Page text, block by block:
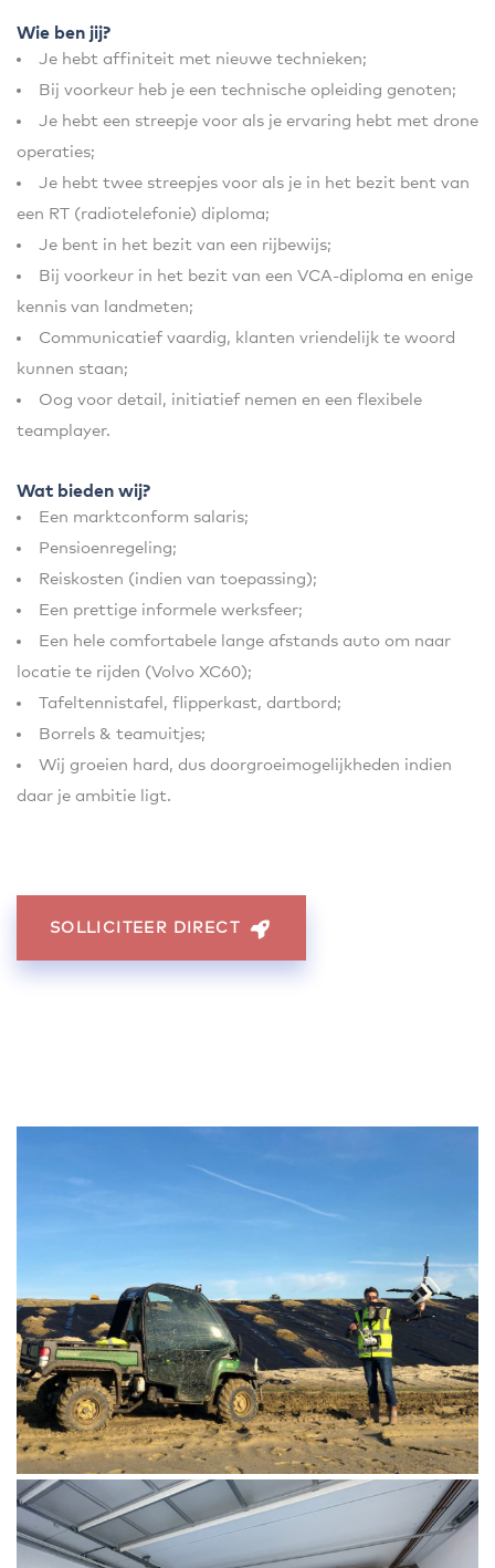
Wie ben jij?
Je hebt affiniteit met nieuwe technieken;
Bij voorkeur heb je een technische opleiding genoten;
Je hebt een streepje voor als je ervaring hebt met drone
operaties;
Je hebt twee streepjes voor als je in het bezit bent van
een RT (radiotelefonie) diploma;
Je bent in het bezit van een rijbewijs;
Bij voorkeur in het bezit van een VCA-diploma en enige
kennis van landmeten;
Communicatief vaardig, klanten vriendelijk te woord
kunnen staan;
Oog voor detail, initiatief nemen en een flexibele
teamplayer.
Wat bieden wij?
Een marktconform salaris;
Pensioenregeling;
Reiskosten (indien van toepassing);
Een prettige informele werksfeer;
Een hele comfortabele lange afstands auto om naar
locatie te rijden (Volvo XC60);
Tafeltennistafel, flipperkast, dartbord;
Borrels & teamuitjes;
Wij groeien hard, dus doorgroeimogelijkheden indien
daar je ambitie ligt.
SOLLICITEER DIRECT